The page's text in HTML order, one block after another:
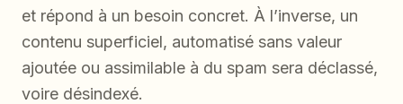
et répond à un besoin concret. À l’inverse, un
contenu superficiel, automatisé sans valeur
ajoutée ou assimilable à du spam sera déclassé,
voire désindexé.